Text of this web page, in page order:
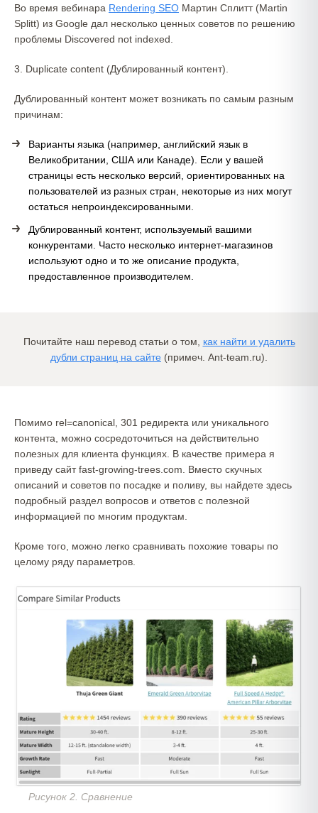
Во время вебинара Rendering SEO Мартин Сплитт (Martin
Splitt) из Google дал несколько ценных советов по решению
проблемы Discovered not indexed.
3. Duplicate content (Дублированный контент).
Дублированный контент может возникать по самым разным
причинам:
Варианты языка (например, английский язык в
Великобритании, США или Канаде). Если у вашей
страницы есть несколько версий, ориентированных на
пользователей из разных стран, некоторые из них могут
остаться непроиндексированными.
Дублированный контент, используемый вашими
конкурентами. Часто несколько интернет-магазинов
используют одно и то же описание продукта,
предоставленное производителем.
Почитайте наш перевод статьи о том, как найти и удалить
дубли страниц на сайте (примеч. Ant-team.ru).
Помимо rel=canonical, 301 редиректа или уникального
контента, можно сосредоточиться на действительно
полезных для клиента функциях. В качестве примера я
приведу сайт fast-growing-trees.com. Вместо скучных
описаний и советов по посадке и поливу, вы найдете здесь
подробный раздел вопросов и ответов с полезной
информацией по многим продуктам.
Кроме того, можно легко сравнивать похожие товары по
целому ряду параметров.
Рисунок 2. Сравнение